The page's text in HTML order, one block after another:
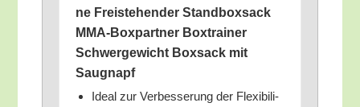
ne Frei­ste­hen­der Stand­box­sack
MMA-Box­part­ner Box­trai­ner
Schwer­ge­wicht Box­sack mit
Saugnapf
Ide­al zur Ver­bes­se­rung der Fle­xi­bi­li­